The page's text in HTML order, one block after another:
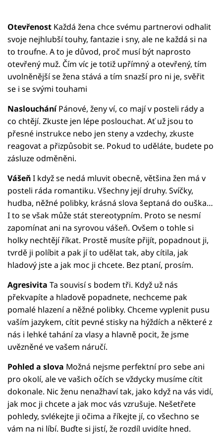
Otevřenost Každá žena chce svému partnerovi odhalit
svoje nejhlubší touhy, fantazie i sny, ale ne každá si na
to troufne. A to je důvod, proč musí být naprosto
otevřený muž. Čím víc je totiž upřímný a otevřený, tím
uvolněnější se žena stává a tím snazší pro ni je, svěřit
se i se svými touhami
NasloucháníPánové, ženy ví, co mají v posteli rády a
co chtějí. Zkuste jen lépe poslouchat. Ať už jsou to
přesné instrukce nebo jen steny a vzdechy, zkuste
reagovat a přizpůsobit se. Pokud to uděláte, budete po
zásluze odměněni.
VášeňI když se nedá mluvit obecně, většina žen má v
posteli ráda romantiku. Všechny její druhy. Svíčky,
hudba, něžné polibky, krásná slova šeptaná do ouška…
I to se však může stát stereotypním. Proto se nesmí
zapomínat ani na syrovou vášeň. Ovšem o tohle si
holky nechtějí říkat. Prostě musíte přijít, popadnout ji,
tvrdě ji políbit a pak jí to udělat tak, aby cítila, jak
hladový jste a jak moc ji chcete. Bez ptaní, prosím.
Agresivita Ta souvisí s bodem tři. Když už nás
překvapíte a hladově popadnete, nechceme pak
pomalé hlazení a něžné polibky. Chceme vyplenit pusu
vaším jazykem, cítit pevné stisky na hýždích a některé z
nás i lehké tahání za vlasy a hlavně pocit, že jsme
uvězněné ve vašem náručí.
Pohled a slova Možná nejsme perfektní pro sebe ani
pro okolí, ale ve vašich očích se vždycky musíme cítit
dokonale. Nic ženu nenažhaví tak, jako když na vás vidí,
jak moc ji chcete a jak moc vás vzrušuje. Nešetřete
pohledy, svlékejte ji očima a říkejte jí, co všechno se
vám na ni líbí. Buďte si jistí, že rozdíl uvidíte hned.